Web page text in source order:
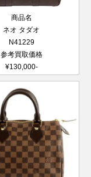
商品名
ネオ タダオ
N41229
参考買取価格
¥130,000-